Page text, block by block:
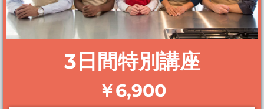
3日間特別講座
￥6,900